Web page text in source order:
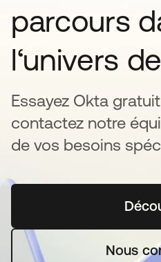
parcours
l‘univers
Essayez Okta
contactez notre
de vos besoins
Nous